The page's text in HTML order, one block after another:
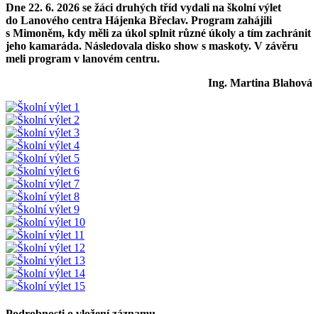
Dne 22. 6. 2026 se žáci druhých tříd vydali na školní výlet
do Lanového centra Hájenka Břeclav. Program zahájili
s Mimoněm, kdy měli za úkol splnit různé úkoly a tím zachránit
jeho kamaráda. Následovala disko show s maskoty. V závěru
meli program v lanovém centru.
Ing. Martina Blahová